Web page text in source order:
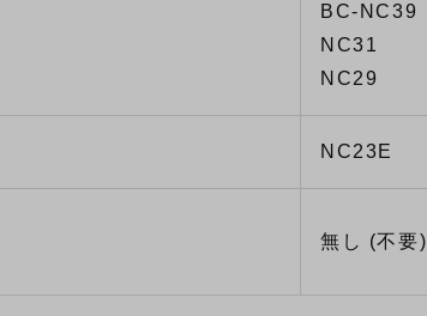
BC-NC39
NC31
NC29
NC23E
無し (不要)